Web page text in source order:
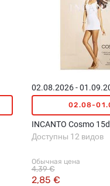
02.08.2026 -
02.08-
INCANTO Cosmo
Обычная цена
2,85 €
4,39 €
Доступны 12 видов